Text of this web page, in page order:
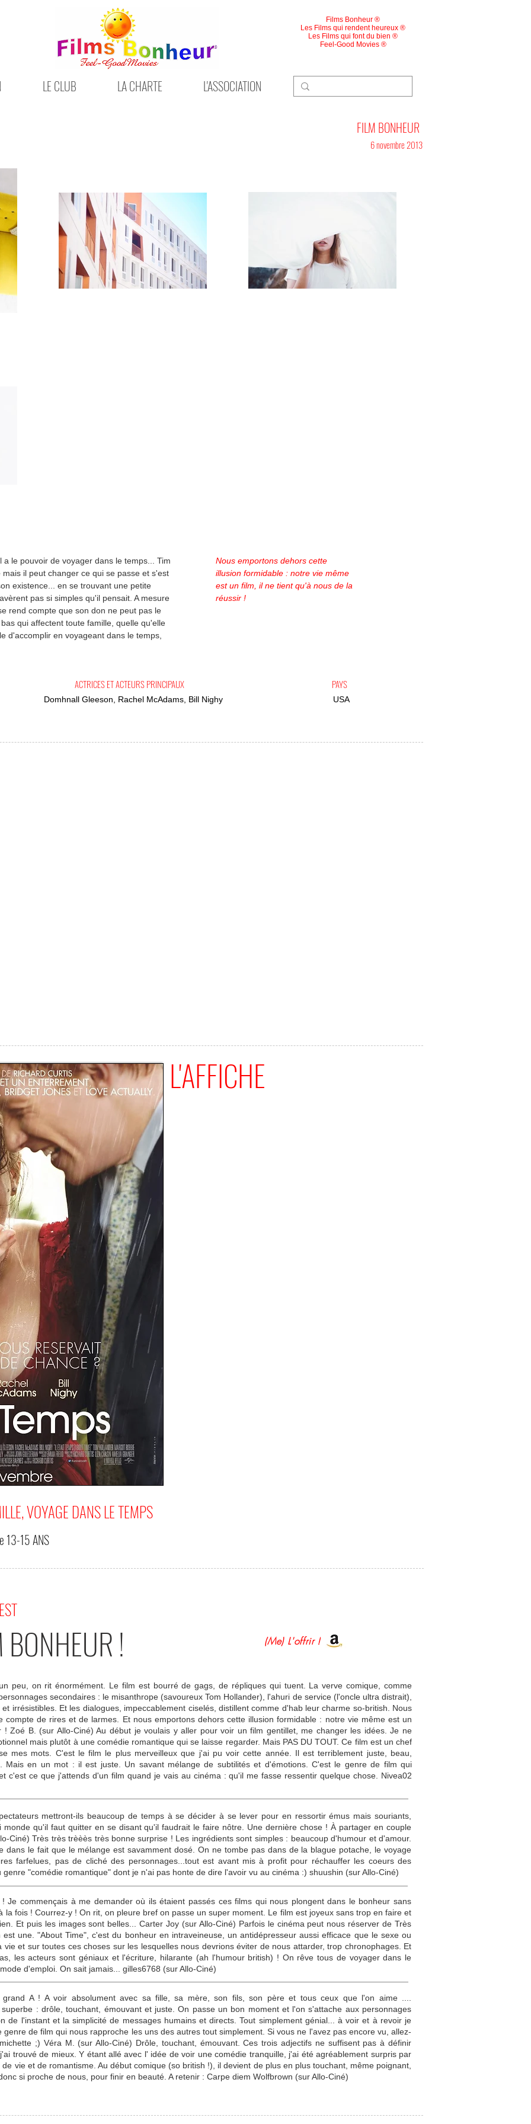
LE CLUB LA CHARTE L'ASSOCIATION
Films Bonheur ®
Les Films qui rendent heureux ®
Les Films qui font du bien ®
Feel-Good Movies ®
le pouvoir de voyager dans le temps... Tim
il peut changer ce qui se passe et s'est
existence... en se trouvant une petite
pas si simples qu'il pensait. A mesure
rend compte que son don ne peut pas le
qui affectent toute famille, quelle qu'elle
d'accomplir en voyageant dans le temps,
Nous emportons dehors cette
illusion formidable : notre vie même
est un film, il ne tient qu'à nous de la
réussir !
ACTRICES ET ACTEURS PRINCIPAUX
Domhnall Gleeson, Rachel McAdams, Bill Nighy
PAYS
USA
FILM BONHEUR
6 novembre 2013
VOYAGE DANS LE TEMPS
13-15 ANS
L'AFFICHE
! (Me) L'offrir !
peu, on rit énormément. Le film est bourré de gags, de répliques qui tuent. La verve comique, comme
secondaires : le misanthrope (savoureux Tom Hollander), l'ahuri de service (l'oncle ultra distrait),
irrésistibles. Et les dialogues, impeccablement ciselés, distillent comme d'hab leur charme so-british. Nous
compte de rires et de larmes. Et nous emportons dehors cette illusion formidable : notre vie même est un
Zoé B. (sur Allo-Ciné) Au début je voulais y aller pour voir un film gentillet, me changer les idées. Je ne
mais plutôt à une comédie romantique qui se laisse regarder. Mais PAS DU TOUT. Ce film est un chef
mes mots. C'est le film le plus merveilleux que j'ai pu voir cette année. Il est terriblement juste, beau,
Mais en un mot : il est juste. Un savant mélange de subtilités et d'émotions. C'est le genre de film qui
c'est ce que j'attends d'un film quand je vais au cinéma : qu'il me fasse ressentir quelque chose. Nivea02
mettront-ils beaucoup de temps à se décider à se lever pour en ressortir émus mais souriants,
qu'il faut quitter en se disant qu'il faudrait le faire nôtre. Une dernière chose ! À partager en couple
Ciné) Très très trèèès très bonne surprise ! Les ingrédients sont simples : beaucoup d'humour et d'amour.
dans le fait que le mélange est savamment dosé. On ne tombe pas dans de la blague potache, le voyage
farfelues, pas de cliché des personnages...tout est avant mis à profit pour réchauffer les coeurs des
"comédie romantique" dont je n'ai pas honte de dire l'avoir vu au cinéma :) shuushin (sur Allo-Ciné)
Je commençais à me demander où ils étaient passés ces films qui nous plongent dans le bonheur sans
la fois ! Courrez-y ! On rit, on pleure bref on passe un super moment. Le film est joyeux sans trop en faire et
Et puis les images sont belles... Carter Joy (sur Allo-Ciné) Parfois le cinéma peut nous réserver de Très
une. "About Time", c'est du bonheur en intraveineuse, un antidépresseur aussi efficace que le sexe ou
et sur toutes ces choses sur les lesquelles nous devrions éviter de nous attarder, trop chronophages. Et
les acteurs sont géniaux et l'écriture, hilarante (ah l'humour british) ! On rêve tous de voyager dans le
d'emploi. On sait jamais... gilles6768 (sur Allo-Ciné)
A ! A voir absolument avec sa fille, sa mère, son fils, son père et tous ceux que l'on aime ....
: drôle, touchant, émouvant et juste. On passe un bon moment et l'on s'attache aux personnages
de l'instant et la simplicité de messages humains et directs. Tout simplement génial... à voir et à revoir je
de film qui nous rapproche les uns des autres tout simplement. Si vous ne l'avez pas encore vu, allez-
;) Véra M. (sur Allo-Ciné) Drôle, touchant, émouvant. Ces trois adjectifs ne suffisent pas à définir
trouvé de mieux. Y étant allé avec l' idée de voir une comédie tranquille, j'ai été agréablement surpris par
vie et de romantisme. Au début comique (so british !), il devient de plus en plus touchant, même poignant,
si proche de nous, pour finir en beauté. A retenir : Carpe diem Wolfbrown (sur Allo-Ciné)